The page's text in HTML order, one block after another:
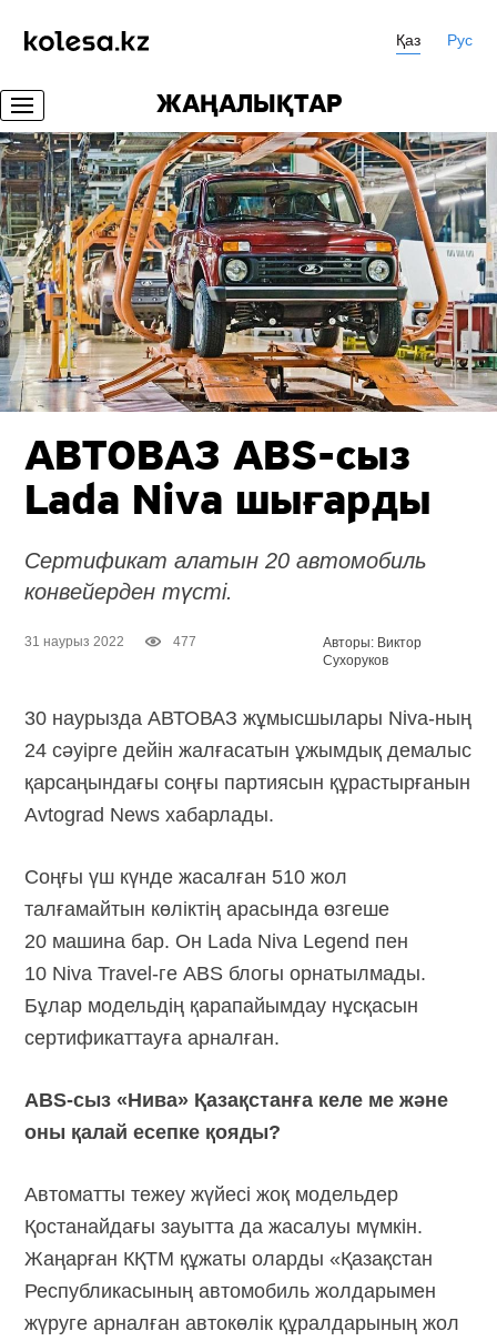
Қаз Рус
ЖАҢАЛЫҚТАР
АВТОВАЗABS-сыз
Lada Niva шығарды
Сертификат алатын 20 автомобиль
конвейерден түсті.
31 наурыз 2022 477
Авторы: Виктор
Сухоруков
30 наурызда АВТОВАЗ жұмысшылары Niva-ның
24 сәуірге дейін жалғасатын ұжымдық демалыс
қарсаңындағы соңғы партиясын құрастырғанын
Avtograd News хабарлады.
Соңғы үш күнде жасалған 510 жол
талғамайтын көліктің арасында өзгеше
20 машина бар. Он Lada Niva Legend пен
10 Niva Travel-ге ABS блогы орнатылмады.
Бұлар модельдің қарапайымдау нұсқасын
сертификаттауға арналған.
ABS-сыз «Нива» Қазақстанға келе ме және
оны қалай есепке қояды?
Автоматты тежеу жүйесі жоқ модельдер
Қостанайдағы зауытта да жасалуы мүмкін.
Жаңарған КҚТМ құжаты оларды «Қазақстан
Республикасының автомобиль жолдарымен
жүруге арналған автокөлік құралдарының жол